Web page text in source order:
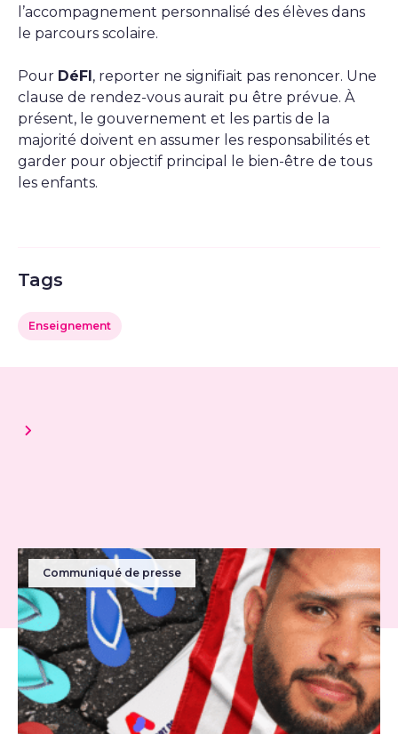
l’accompagnement personnalisé des élèves dans
le parcours scolaire.
Pour DéFI, reporter ne signifiait pas renoncer. Une
clause de rendez-vous aurait pu être prévue. À
présent, le gouvernement et les partis de la
majorité doivent en assumer les responsabilités et
garder pour objectif principal le bien-être de tous
les enfants.
Tags
Enseignement
Communiqué de presse